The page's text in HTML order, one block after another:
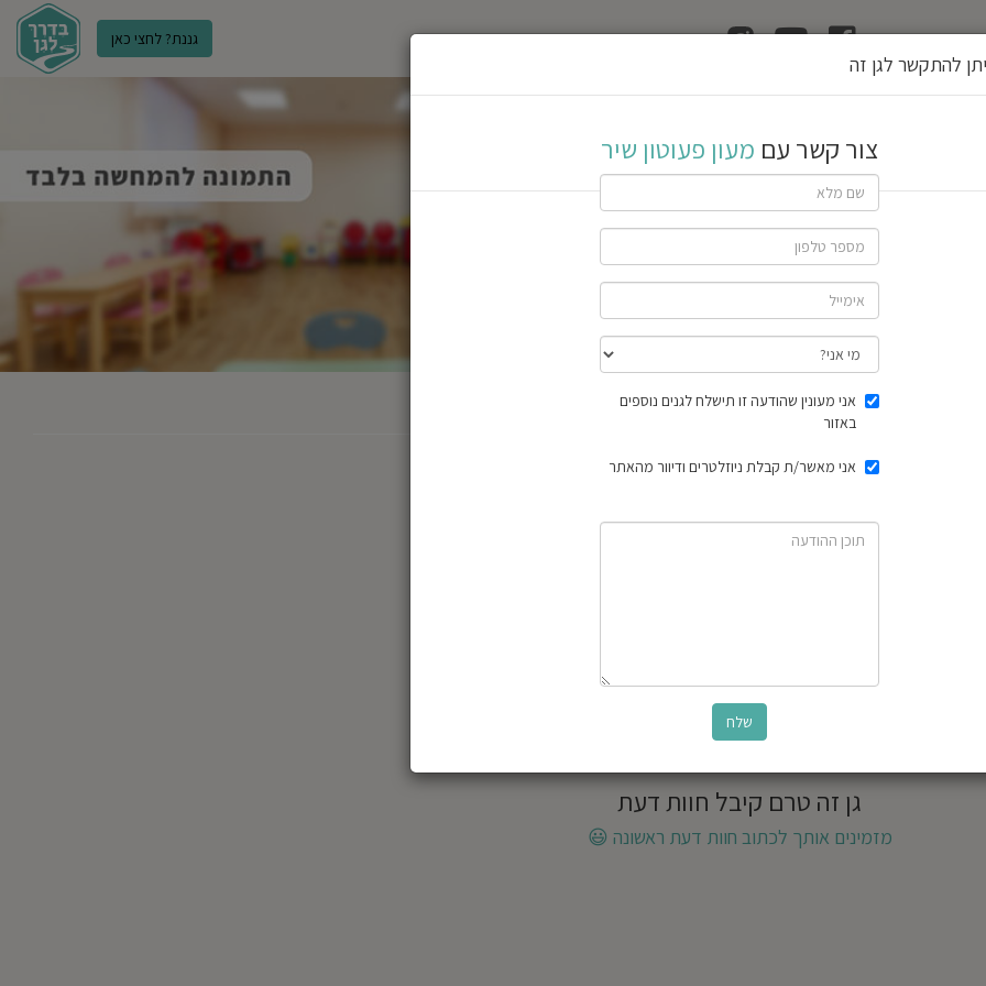
גננת? לחצי כאן
הוצאת רשיון גן
חוות דעת
גן זה טרם קיבל חוות דעת
מזמינים אותך לכתוב חוות דעת ראשונה 😃
להתקשר לגן זה
צור קשר עם מעון פעוטון שיר
אני מעונין שהודעה זו תישלח לגנים נוספים
באזור
אני מאשר/ת קבלת ניוזלטרים ודיוור מהאתר